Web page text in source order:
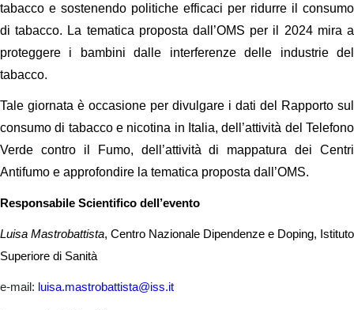
tabacco e sostenendo politiche efficaci per ridurre il consumo
di tabacco. La tematica proposta dall’OMS per il 2024 mira a
proteggere i bambini dalle interferenze delle industrie del
tabacco.
Tale giornata è occasione per divulgare i dati del Rapporto sul
consumo di tabacco e nicotina in Italia, dell’attività del Telefono
Verde contro il Fumo, dell’attività di mappatura dei Centri
Antifumo e approfondire la tematica proposta dall’OMS.
Responsabile Scientifico dell’evento
Luisa Mastrobattista, Centro Nazionale Dipendenze e Doping, Istituto
Superiore di Sanità
e-mail: luisa.mastrobattista@iss.it